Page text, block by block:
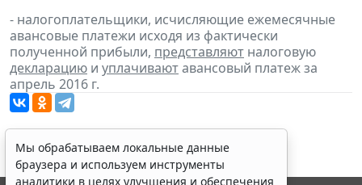
- налогоплательщики, исчисляющие ежемесячные
авансовые платежи исходя из фактически
полученной прибыли, представляют налоговую
декларацию и уплачиваютавансовый платеж за
апрель 2016 г.
Мы обрабатываем локальные данные
браузера и используем инструменты
аналитики в целях улучшения и обеспечения